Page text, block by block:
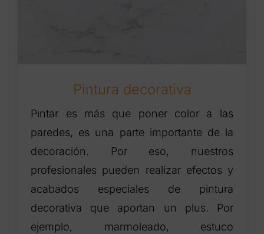
Pintura decorativa
Pintar es más que poner color a las
paredes, es una parte importante de la
decoración. Por eso, nuestros
profesionales pueden realizar efectos y
acabados especiales de pintura
decorativa que aportan un plus. Por
ejemplo, marmoleado, estuco